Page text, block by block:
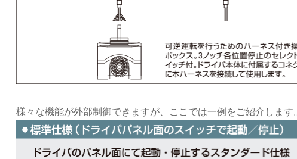
様々な機能が外部制御できますが、ここでは一例をご紹介します。